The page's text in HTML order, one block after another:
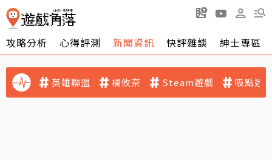
攻略分析 心得評測 新聞資訊 快評雜談 紳士專區
英雄聯盟 橘攸奈 Steam遊戲 吸點迷